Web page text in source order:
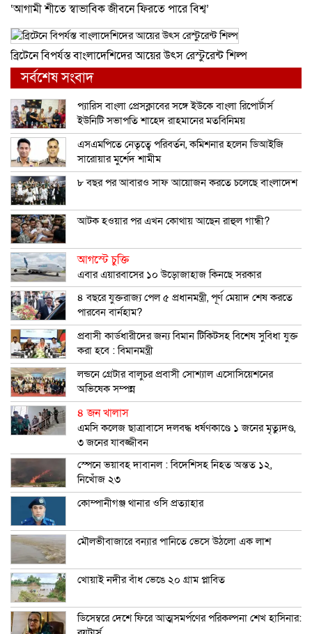
‘আগামী শীতে স্বাভাবিক জীবনে ফিরতে পারে বিশ্ব’
ব্রিটে‌নে বিপর্যস্ত বাংলা‌দেশিদের আ‌য়ের উৎস রেস্টু‌রেন্ট শিল্প
সর্বশেষ সংবাদ
প্যারিস বাংলা প্রেসক্লাবের সঙ্গে ইউকে বাংলা রিপোর্টার্স
ইউনিটি সভাপতি শাহেদ রাহমানের মতবিনিময়
এসএমপিতে নেতৃত্বে পরিবর্তন, কমিশনার হলেন ডিআইজি
সারোয়ার মুর্শেদ শামীম
৮ বছর পর আবারও সাফ আয়োজন করতে চলেছে বাংলাদেশ
আটক হওয়ার পর এখন কোথায় আছেন রাহুল গান্ধী?
আগস্টে চুক্তি
এবার এয়ারবাসের ১০ উড়োজাহাজ কিনছে সরকার
৪ বছরে যুক্তরাজ্য পেল ৫ প্রধানমন্ত্রী, পূর্ণ মেয়াদ শেষ করতে
পারবেন বার্নহাম?
প্রবাসী কার্ডধারীদের জন্য বিমান টিকিটসহ বিশেষ সুবিধা যুক্ত
করা হবে : বিমানমন্ত্রী
লন্ডনে গ্রেটার বালুচর প্রবাসী সোশ্যাল এসোসিয়েশনের
অভিষেক সম্পন্ন
৪ জন খালাস
এমসি কলেজ ছাত্রাবাসে দলবদ্ধ ধর্ষণকাণ্ডে ১ জনের মৃত্যুদণ্ড,
৩ জনের যাবজ্জীবন
স্পেনে ভয়াবহ দাবানল : বিদেশিসহ নিহত অন্তত ১২,
নিখোঁজ ২৩
কোম্পানীগঞ্জ থানার ওসি প্রত্যাহার
মৌলভীবাজারে বন্যার পানিতে ভেসে উঠলো এক লাশ
খোয়াই নদীর বাঁধ ভেঙে ২০ গ্রাম প্লাবিত
ডিসেম্বরে দেশে ফিরে আত্মসমর্পণের পরিকল্পনা শেখ হাসিনার: